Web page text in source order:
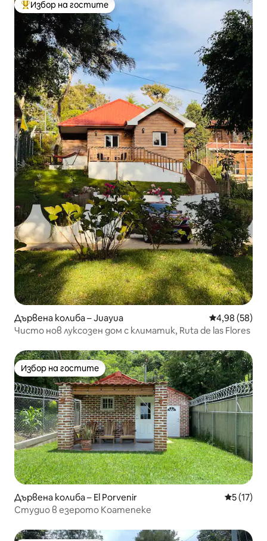
Най-популярен избор на гостите
Избор на гостите
Дървена колиба – Juayua Средна
4,98 (58)
Чисто нов луксозен дом с климатик, Ruta de las Flores
Избор на гостите
Избор на гостите
Дървена колиба – El Porvenir Средна
5 (17)
Студио в езерото Коатепеке